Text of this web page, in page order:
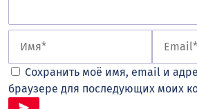
Сохранить моё имя, email и
браузере для последующих моих